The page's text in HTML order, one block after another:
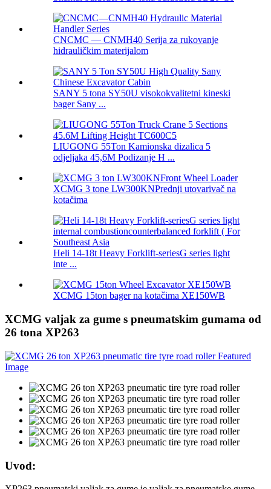
CNCMC — CNMH40 Serija za rukovanje
hidrauličkim materijalom
SANY 5 tona SY50U visokokvalitetni kineski
bager Sany ...
LIUGONG 55Ton Kamionska dizalica 5
odjeljaka 45,6M Podizanje H ...
XCMG 3 tone LW300KNPrednji utovarivač na
kotačima
Heli 14-18t Heavy Forklift-seriesG series light
inte ...
XCMG 15ton bager na kotačima XE150WB
XCMG valjak za gume s pneumatskim gumama od
26 tona XP263
Uvod: